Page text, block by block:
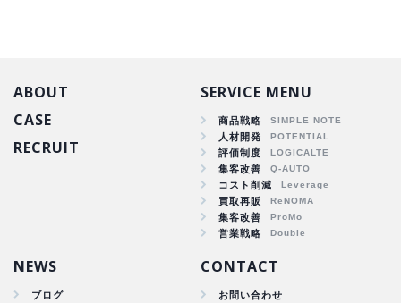
ABOUT
CASE
商品戦略
RECRUIT
SERVICE MENU
商品戦略
人材開発
評価制度
集客改善
コスト削減
買取再販
集客改善
営業戦略
NEWS
ブログ
CONTACT
お問い合わせ